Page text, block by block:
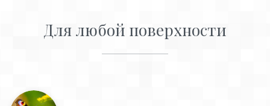
Для любой поверхности